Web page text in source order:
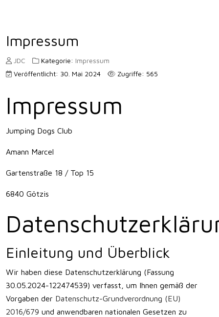
Impressum
JDC Kategorie: Impressum
Veröffentlicht: 30. Mai 2024
Zugriffe: 565
Impressum
Jumping Dogs Club
Amann Marcel
Gartenstraße 18 / Top 15
6840 Götzis
Einleitung und Überblick
Wir haben diese Datenschutzerklärung (Fassung
30.05.2024-122474539) verfasst, um Ihnen gemäß der
Vorgaben der Datenschutz-Grundverordnung (EU)
2016/679 und anwendbaren nationalen Gesetzen zu